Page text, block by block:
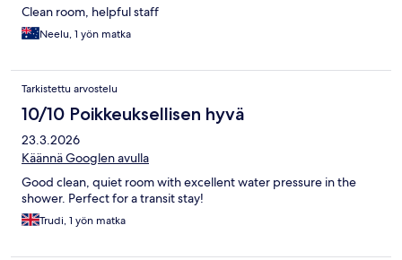
Clean room, helpful staff
Neelu, 1 yön matka
Tarkistettu arvostelu
10/10 Poikkeuksellisen hyvä
23.3.2026
Käännä Googlen avulla
Good clean, quiet room with excellent water pressure in the
shower. Perfect for a transit stay!
Trudi, 1 yön matka